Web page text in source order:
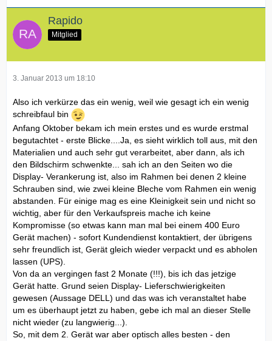
Rapido
Mitglied
3. Januar 2013 um 18:10
Also ich verkürze das ein wenig, weil wie gesagt ich ein wenig
schreibfaul bin
Anfang Oktober bekam ich mein erstes und es wurde erstmal
begutachtet - erste Blicke....Ja, es sieht wirklich toll aus, mit den
Materialien und auch sehr gut verarbeitet, aber dann, als ich
den Bildschirm schwenkte... sah ich an den Seiten wo die
Display- Verankerung ist, also im Rahmen bei denen 2 kleine
Schrauben sind, wie zwei kleine Bleche vom Rahmen ein wenig
abstanden. Für einige mag es eine Kleinigkeit sein und nicht so
wichtig, aber für den Verkaufspreis mache ich keine
Kompromisse (so etwas kann man mal bei einem 400 Euro
Gerät machen) - sofort Kundendienst kontaktiert, der übrigens
sehr freundlich ist, Gerät gleich wieder verpackt und es abholen
lassen (UPS).
Von da an vergingen fast 2 Monate (!!!), bis ich das jetzige
Gerät hatte. Grund seien Display- Lieferschwierigkeiten
gewesen (Aussage DELL) und das was ich veranstaltet habe
um es überhaupt jetzt zu haben, gebe ich mal an dieser Stelle
nicht wieder (zu langwierig...).
So, mit dem 2. Gerät war aber optisch alles besten - den